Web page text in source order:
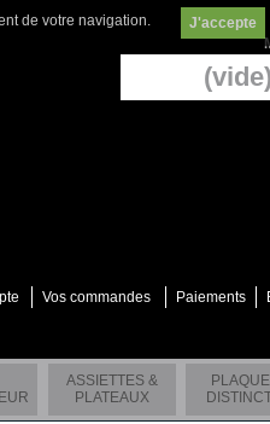
(vide)
Vos commandes Paiements
ASSIETTES &
PLATEAUX
de votre navigation. J'accepte